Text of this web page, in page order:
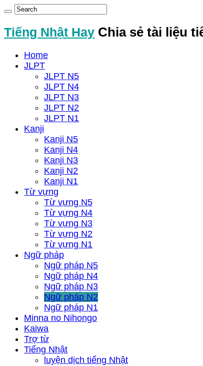
Tiếng Nhật Hay Chia sẻ tài liệu
Home
JLPT
JLPT N5
JLPT N4
JLPT N3
JLPT N2
JLPT N1
Kanji
Kanji N5
Kanji N4
Kanji N3
Kanji N2
Kanji N1
Từ vựng
Từ vựng N5
Từ vựng N4
Từ vựng N3
Từ vựng N2
Từ vựng N1
Ngữ pháp
Ngữ pháp N5
Ngữ pháp N4
Ngữ pháp N3
Ngữ pháp N2
Ngữ pháp N1
Minna no Nihongo
Kaiwa
Trợ từ
Tiếng Nhật
luyện dịch tiếng Nhật